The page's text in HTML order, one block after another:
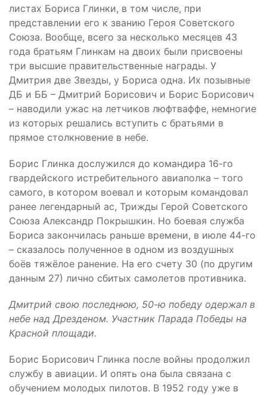
листах Бориса Глинки, в том числе, при
представлении его к званию Героя Советского
Союза. Вообще, всего за несколько месяцев 43
года братьям Глинкам на двоих были присвоены
три высшие правительственные награды. У
Дмитрия две Звезды, у Бориса одна. Их позывные
ДБ и ББ – Дмитрий Борисович и Борис Борисович
– наводили ужас на летчиков люфтваффе, немногие
из которых решались вступить с братьями в
прямое столкновение в небе.
Борис Глинка дослужился до командира 16-го
гвардейского истребительного авиаполка – того
самого, в котором воевал и которым командовал
ранее легендарный ас, Трижды Герой Советского
Союза Александр Покрышкин. Но боевая служба
Бориса закончилась раньше времени, в июле 44-го
– сказалось полученное в одном из воздушных
боёв тяжёлое ранение. На его счету 30 (по другим
данным 27) лично сбитых самолетов противника.
Дмитрий свою последнюю, 50-ю победу одержал в
небе над Дрезденом. Участник Парада Победы на
Красной площади.
Борис Борисович Глинка после войны продолжил
службу в авиации. И опять она была связана с
обучением молодых пилотов. В 1952 году уже в